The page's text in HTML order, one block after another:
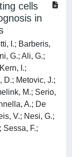
cells
in
I.; Barberis,
G.; Ali, G.;
I.;
D.; Metovic, J.;
M.; Serio,
A.; De
V.; Nesi, G.;
Sessa, F.;